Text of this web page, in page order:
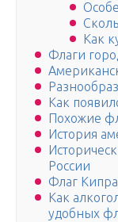
Как
Флаги
Как
Похожие
История
России
Флаг Кипра
Как
удобных